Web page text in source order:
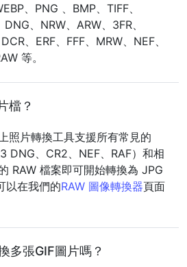
、PNG 、BMP、TIFF、
、NRW、ARW、3FR、
、ERF、FFF、MRW、NEF、
等。
檔？
照片轉換工具支援所有常見的
DNG、CR2、NEF、RAF）和相
RAW 檔案即可開始轉換為 JPG
以在我們的RAW 圖像轉換器頁面
多張GIF圖片嗎？